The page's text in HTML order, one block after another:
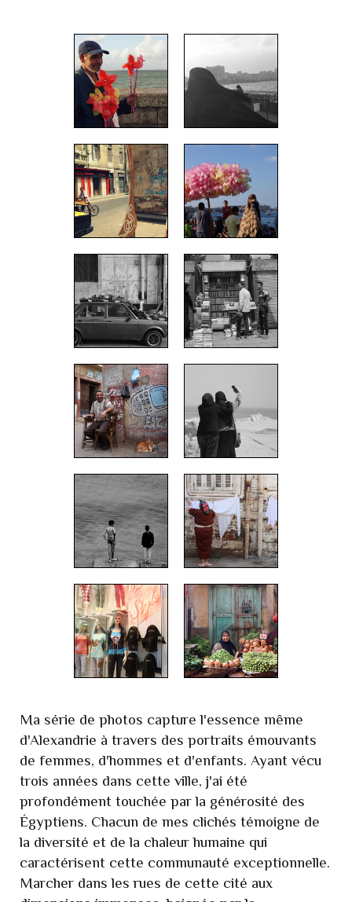
Ma série de photos capture l'essence même
d'Alexandrie à travers des portraits émouvants
de femmes, d'hommes et d'enfants. Ayant vécu
trois années dans cette ville, j'ai été
profondément touchée par la générosité des
Égyptiens. Chacun de mes clichés témoigne de
la diversité et de la chaleur humaine qui
caractérisent cette communauté exceptionnelle.
Marcher dans les rues de cette cité aux